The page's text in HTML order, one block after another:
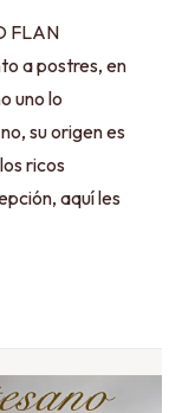
FLAN
a postres, en
uno lo
su origen es
ricos
aquí les